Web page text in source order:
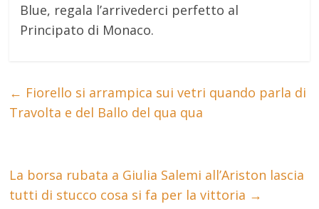
Blue, regala l’arrivederci perfetto al
Principato di Monaco.
← Fiorello si arrampica sui vetri quando parla di
Travolta e del Ballo del qua qua
La borsa rubata a Giulia Salemi all’Ariston lascia
tutti di stucco cosa si fa per la vittoria →